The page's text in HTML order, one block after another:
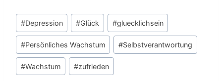
Schlagworte:
#Depression #Glück #gluecklichsein
#Persönliches Wachstum #Selbstverantwortung
#Wachstum #zufrieden